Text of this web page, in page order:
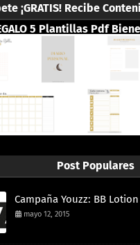
¡GRATIS! Recibe
5 Plantillas Pdf
Post Populares
Campaña Youzz: BB
mayo 12, 2015